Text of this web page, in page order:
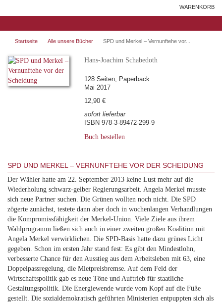
WARENKORB
Startseite Alle unsere Bücher SPD und Merkel – Vernunftehe vor...
Hans-Joachim Schabedoth
128 Seiten, Paperback
Mai 2017
12,90 €
sofort lieferbar
ISBN 978-3-89472-299-9
Buch bestellen
SPD UND MERKEL – VERNUNFTEHE VOR DER SCHEIDUNG
Der Wähler hatte am 22. September 2013 keine Lust mehr auf die
Wiederholung schwarz-gelber Regierungsarbeit. Angela Merkel musste
sich neue Partner suchen. Die Grünen wollten noch nicht. Die SPD
zögerte zunächst, testete dann aber doch in wochenlangen Verhandlungen
die Kompromissfähigkeit der Merkel-Union. Viele Ziele aus ihrem
Wahlprogramm ließen sich auch in einer zweiten großen Koalition mit
Angela Merkel verwirklichen. Die SPD-Basis hatte dazu grünes Licht
gegeben. Schon im ersten Jahr stand fest: Es gibt den Mindestlohn,
verbesserte Chance für den Ausstieg aus dem Arbeitsleben mit 63, eine
Doppelpassregelung, die Mietpreisbremse. Auf dem Feld der
Wirtschaftspolitik gab es neue Töne und Auftrieb für staatliche
Gestaltungspolitik. Die Energiewende wurde vom Kopf auf die Füße
gestellt. Die sozialdemokratisch geführten Ministerien entpuppten sich als